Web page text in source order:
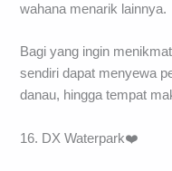
wahana menarik lainnya.
Bagi yang ingin
sendiri dapat menyewa
danau, hingga tempat
16. DX Waterpark❤️